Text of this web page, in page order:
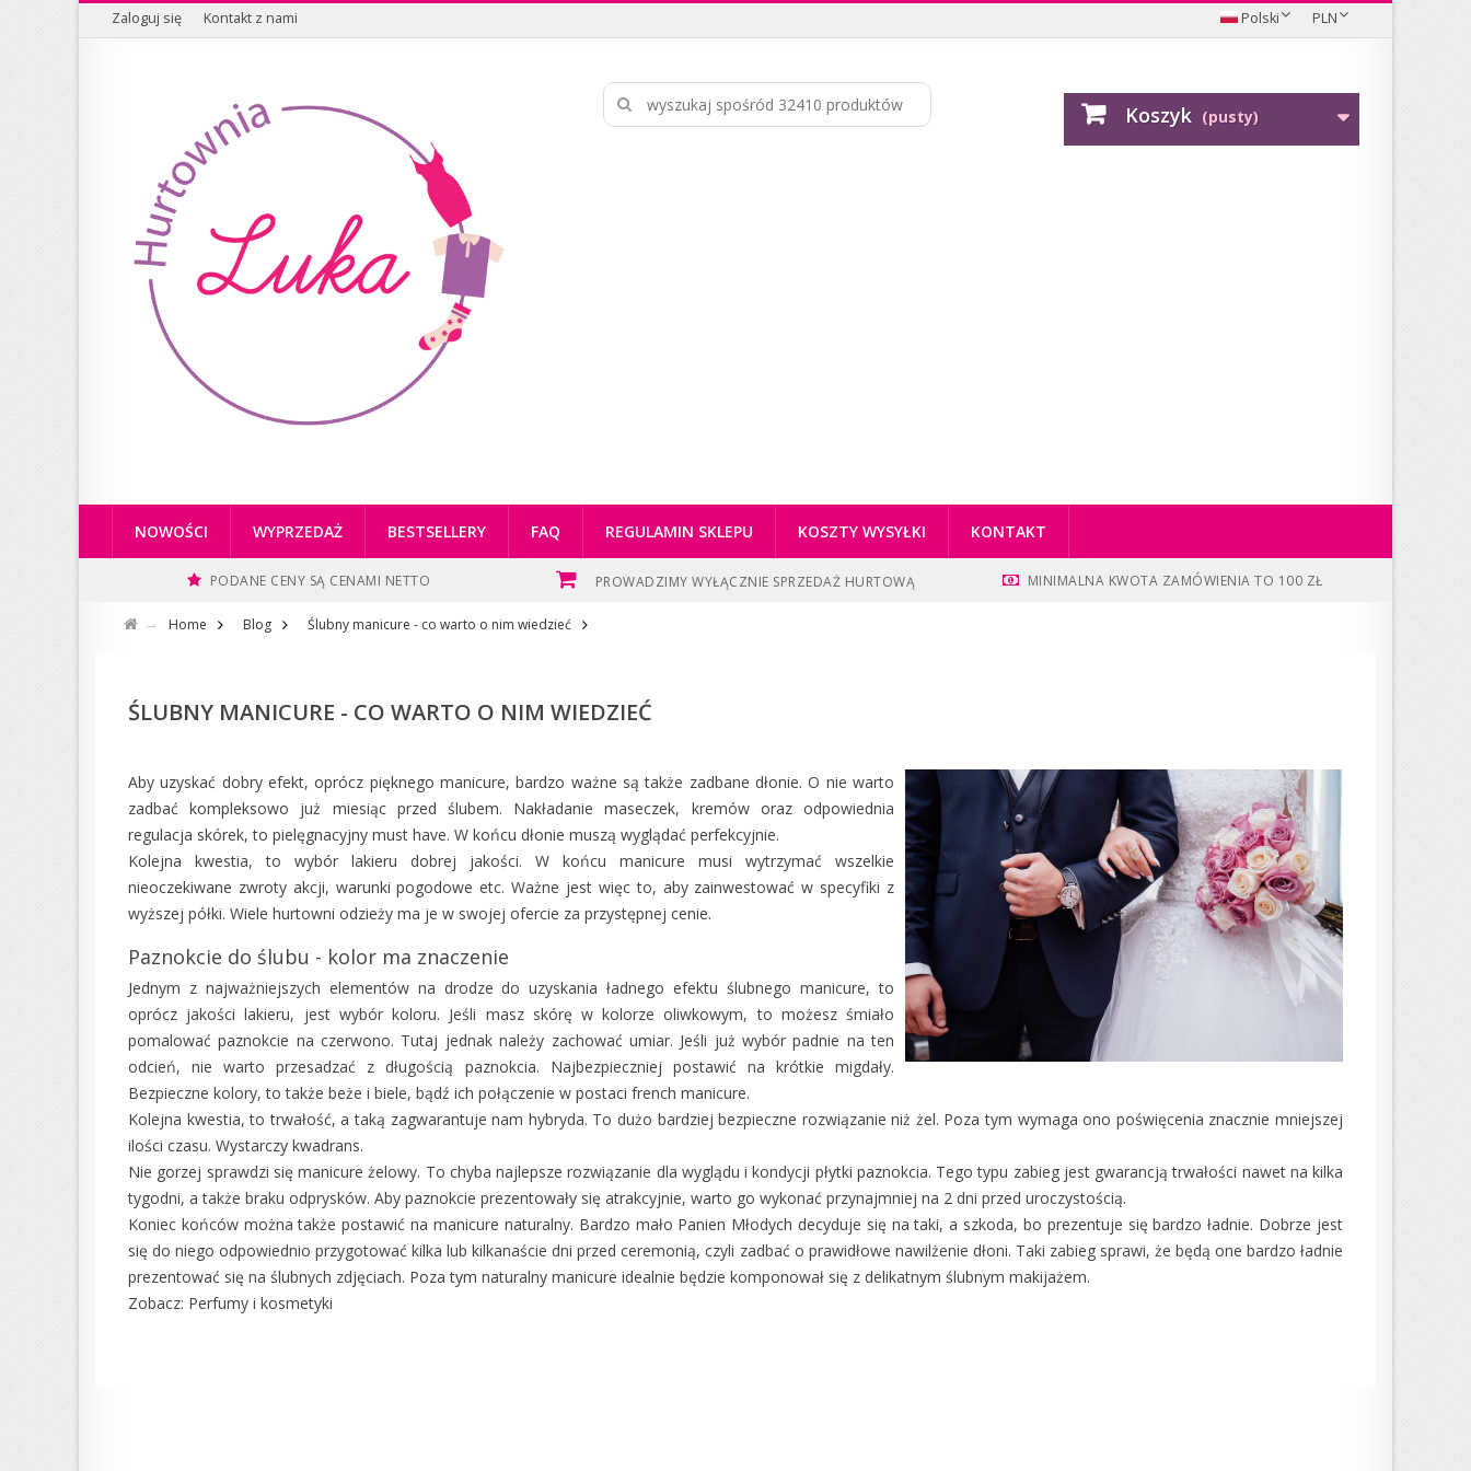
Zaloguj się PLN
Polski
Kontakt z nami
Koszyk (pusty)
NOWOŚCI WYPRZEDAŻ BESTSELLERY FAQ REGULAMIN SKLEPU KOSZTY WYSYŁKI KONTAKT
PODANE CENY SĄ CENAMI NETTO PROWADZIMY WYŁĄCZNIE SPRZEDAŻ HURTOWĄ MINIMALNA KWOTA ZAMÓWIENIA TO 100 ZŁ
Home Blog Ślubny manicure - co warto o nim wiedzieć
ŚLUBNY MANICURE - CO WARTO O NIM WIEDZIEĆ
Aby uzyskać dobry efekt, oprócz pięknego manicure, bardzo ważne są także zadbane dłonie. O nie warto
zadbać kompleksowo już miesiąc przed ślubem. Nakładanie maseczek, kremów oraz odpowiednia
regulacja skórek, to pielęgnacyjny must have. W końcu dłonie muszą wyglądać perfekcyjnie.
Kolejna kwestia, to wybór lakieru dobrej jakości. W końcu manicure musi wytrzymać wszelkie
nieoczekiwane zwroty akcji, warunki pogodowe etc. Ważne jest więc to, aby zainwestować w specyfiki z
wyższej półki. Wiele hurtowni odzieży ma je w swojej ofercie za przystępnej cenie.
Paznokcie do ślubu - kolor ma znaczenie
Jednym z najważniejszych elementów na drodze do uzyskania ładnego efektu ślubnego manicure, to
oprócz jakości lakieru, jest wybór koloru. Jeśli masz skórę w kolorze oliwkowym, to możesz śmiało
pomalować paznokcie na czerwono. Tutaj jednak należy zachować umiar. Jeśli już wybór padnie na ten
odcień, nie warto przesadzać z długością paznokcia. Najbezpieczniej postawić na krótkie migdały.
Bezpieczne kolory, to także beże i biele, bądź ich połączenie w postaci french manicure.
Kolejna kwestia, to trwałość, a taką zagwarantuje nam hybryda. To dużo bardziej bezpieczne rozwiązanie niż żel. Poza tym wymaga ono poświęcenia znacznie mniejszej
ilości czasu. Wystarczy kwadrans.
Nie gorzej sprawdzi się manicure żelowy. To chyba najlepsze rozwiązanie dla wyglądu i kondycji płytki paznokcia. Tego typu zabieg jest gwarancją trwałości nawet na kilka
tygodni, a także braku odprysków. Aby paznokcie prezentowały się atrakcyjnie, warto go wykonać przynajmniej na 2 dni przed uroczystością.
Koniec końców można także postawić na manicure naturalny. Bardzo mało Panien Młodych decyduje się na taki, a szkoda, bo prezentuje się bardzo ładnie. Dobrze jest
się do niego odpowiednio przygotować kilka lub kilkanaście dni przed ceremonią, czyli zadbać o prawidłowe nawilżenie dłoni. Taki zabieg sprawi, że będą one bardzo ładnie
prezentować się na ślubnych zdjęciach. Poza tym naturalny manicure idealnie będzie komponował się z delikatnym ślubnym makijażem.
Zobacz: Perfumy i kosmetyki